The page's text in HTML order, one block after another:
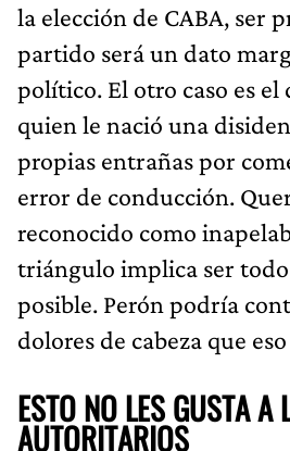
la elección de CABA, ser
partido será un dato
político. El otro caso es el
quien le nació una
propias entrañas por
error de conducción.
reconocido como
triángulo implica ser
posible. Perón podría
dolores de cabeza que
ESTO NO LES GUSTA A
AUTORITARIOS